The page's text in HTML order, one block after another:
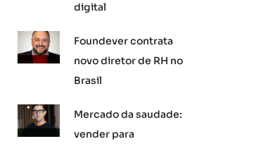
digital
Foundever contrata
novo diretor de RH no
Brasil
Mercado da saudade:
vender para